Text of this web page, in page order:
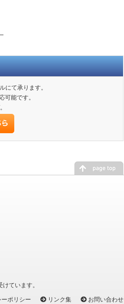
にて承ります。
可能です。
ています。
ポリシー リンク集 お問い合わせ